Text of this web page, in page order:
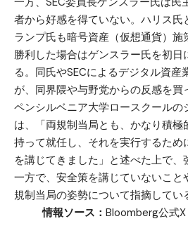
者から好感を得ていない。ハリス氏
ランプ氏も暗号資産（仮想通貨）
勝利した場合はゲンスラー氏を初日
る。同氏やSECによるデジタル資
が、同界隈や与野党からの反感を買
ペンシルベニア大学ロースクールの
は、「両規制当局とも、かなり積極
持って就任し、それを実行するた
を講じてきました」と述べた上で、
一方で、安全策を講じていないこと
規制当局の姿勢について指摘してい
情報ソース： Bloomberg公式X